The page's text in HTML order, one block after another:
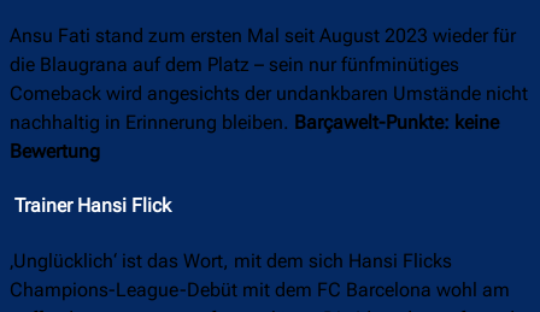
Ansu Fati stand zum ersten Mal seit August 2023 wieder für
die Blaugrana auf dem Platz – sein nur fünfminütiges
Comeback wird angesichts der undankbaren Umstände nicht
nachhaltig in Erinnerung bleiben. Barçawelt-Punkte: keine
Bewertung
Trainer Hansi Flick
‚Unglücklich‘ ist das Wort, mit dem sich Hansi Flicks
Champions-League-Debüt mit dem FC Barcelona wohl am